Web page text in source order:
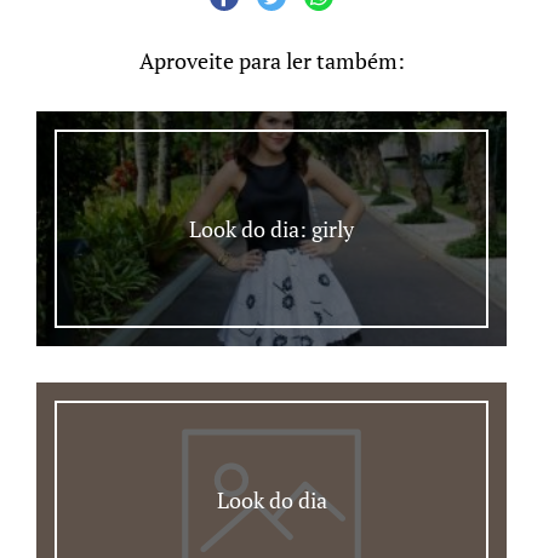
Aproveite para ler também:
Look do dia: girly
Look do dia